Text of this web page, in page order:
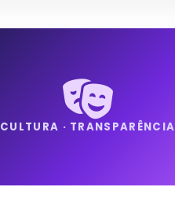
CULTURA · TRANSPARÊNCIA